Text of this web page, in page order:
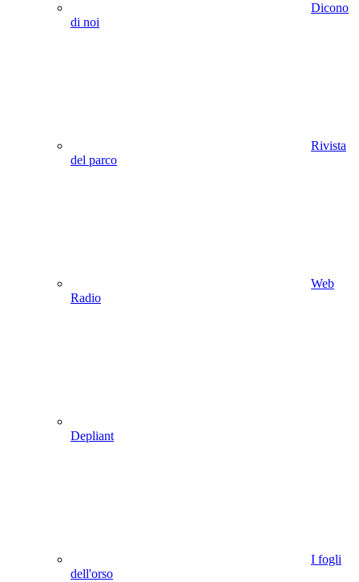
Dicono
di noi
Rivista
del parco
Web
Radio
Depliant
I fogli
dell'orso